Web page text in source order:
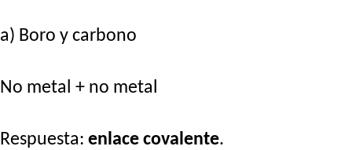
a) Boro y carbono
No metal + no metal
Respuesta: enlace covalente.